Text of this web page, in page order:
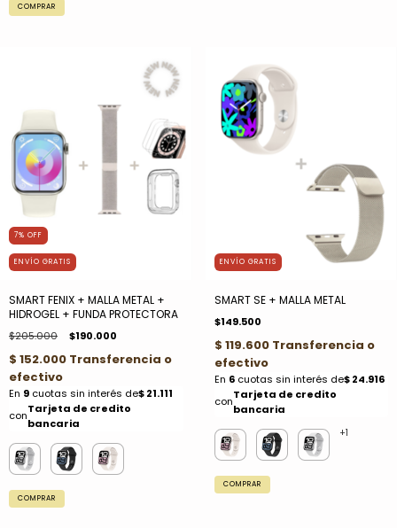
COMPRAR
7% OFF
ENVÍO GRATIS
SMART FENIX + MALLA METAL +
HIDROGEL + FUNDA PROTECTORA
$205.000 $190.000
COMPRAR
ENVÍO GRATIS
SMART SE + MALLA METAL
$149.500
+1
COMPRAR